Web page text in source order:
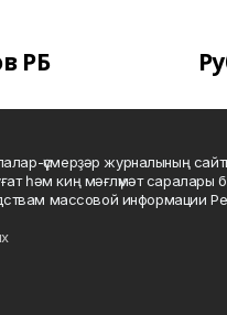
РБ
үҫмерҙәр журналының
һәм киң мәғлүмәт саралары
массовой информации